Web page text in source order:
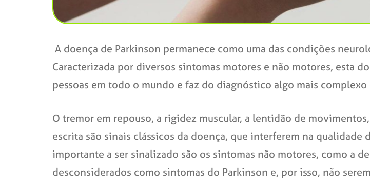
A doença de Parkinson permanece como uma das condições
Caracterizada por diversos sintomas motores e não motores, esta
pessoas em todo o mundo e faz do diagnóstico algo mais
O tremor em repouso, a rigidez muscular, a lentidão de
escrita são sinais clássicos da doença, que interferem na
importante a ser sinalizado são os sintomas não motores, como a
desconsiderados como sintomas do Parkinson e, por isso, não